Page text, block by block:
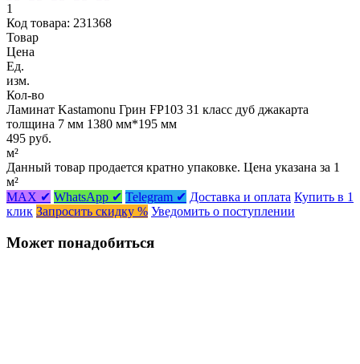
1
Код товара: 231368
Товар
Цена
Ед.
изм.
Кол-во
Ламинат Kastamonu Грин FP103 31 класс дуб джакарта
толщина 7 мм 1380 мм*195 мм
495 руб.
м²
Данный товар продается кратно упаковке. Цена указана за 1
м²
MAX ✔ WhatsApp ✔ Telegram ✔ Доставка и оплата Купить в 1
клик Запросить скидку % Уведомить о поступлении
Может понадобиться